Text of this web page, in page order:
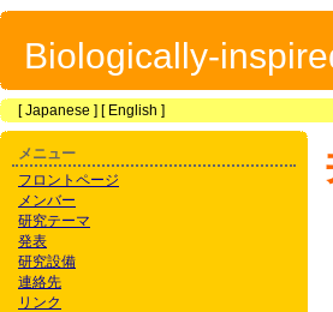
Biologically-
[Japanese ] [ English ]
メニュー
フロントページ
メンバー
研究テーマ
発表
研究設備
連絡先
リンク